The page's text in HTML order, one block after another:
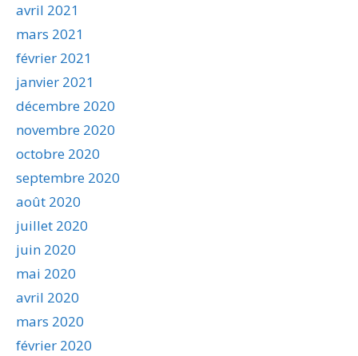
avril 2021
mars 2021
février 2021
janvier 2021
décembre 2020
novembre 2020
octobre 2020
septembre 2020
août 2020
juillet 2020
juin 2020
mai 2020
avril 2020
mars 2020
février 2020